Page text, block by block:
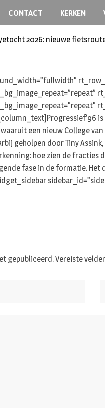
CONTACT KERKEN
2026: nieuwe
een nieuw College
geholpen door Tiny
hoe zien de fracties
fase in de formatie. Het
gepubliceerd.Vereiste